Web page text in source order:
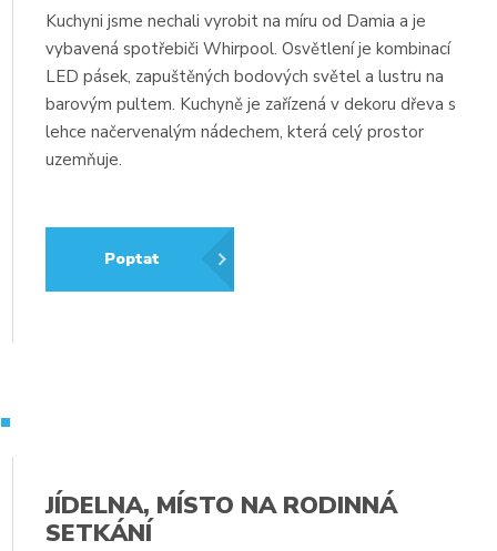
Kuchyni jsme nechali vyrobit na míru od Damia a je
vybavená spotřebiči Whirpool. Osvětlení je kombinací
LED pásek, zapuštěných bodových světel a lustru na
barovým pultem. Kuchyně je zařízená v dekoru dřeva s
lehce načervenalým nádechem, která celý prostor
uzemňuje.
Poptat
JÍDELNA, MÍSTO NA RODINNÁ
SETKÁNÍ